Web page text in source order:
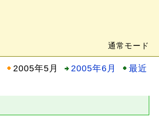
通常モード
2005年5月 2005年6月 最近